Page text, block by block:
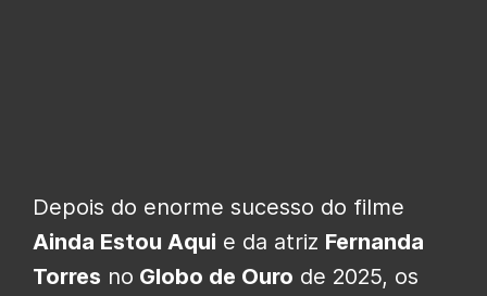
Depois do enorme sucesso do filme
Ainda Estou Aqui e da atriz Fernanda
Torres no Globo de Ouro de 2025, os